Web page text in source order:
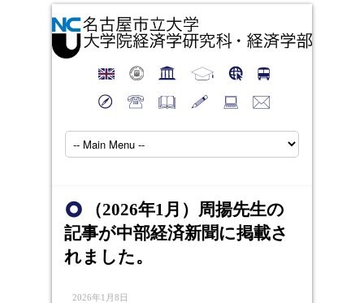
（2026年1月）周揚先生の
記事が中部経済新聞に掲載さ
れました。
2026年1月8日